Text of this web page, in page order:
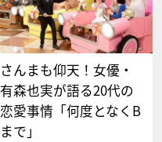
さんまも仰天！女優・
有森也実が語る20代の
恋愛事情「何度となくB
まで」